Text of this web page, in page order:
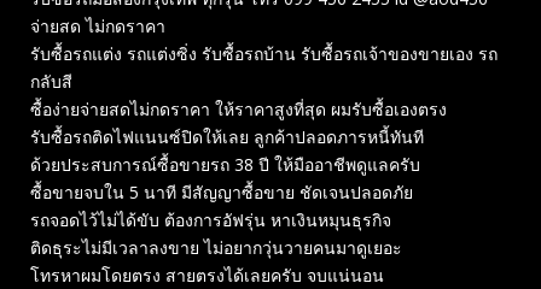
จ่ายสด ไม่กดราคา
รับซื้อรถแต่ง รถแต่งซิ่ง รับซื้อรถบ้าน รับซื้อรถเจ้าของขายเอง รถ
กลับสี
ซื้อง่ายจ่ายสดไม่กดราคา ให้ราคาสูงที่สุด ผมรับซื้อเองตรง
รับซื้อรถติดไฟแนนซ์ปิดให้เลย ลูกค้าปลอดภารหนี้ทันที
ด้วยประสบการณ์ซื้อขายรถ 38 ปี ให้มืออาชีพดูแลครับ
ซื้อขายจบใน 5 นาที มีสัญญาซื้อขาย ชัดเจนปลอดภัย
รถจอดไว้ไม่ได้ขับ ต้องการอัฟรุ่น หาเงินหมุนธุรกิจ
ติดธุระไม่มีเวลาลงขาย ไม่อยากวุ่นวายคนมาดูเยอะ
โทรหาผมโดยตรง สายตรงได้เลยครับ จบแน่นอน